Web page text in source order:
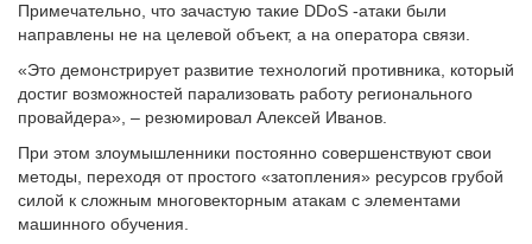
Примечательно, что зачастую такие DDoS -атаки были
направлены не на целевой объект, а на оператора связи.
«Это демонстрирует развитие технологий противника, который
достиг возможностей парализовать работу регионального
провайдера», – резюмировал Алексей Иванов.
При этом злоумышленники постоянно совершенствуют свои
методы, переходя от простого «затопления» ресурсов грубой
силой к сложным многовекторным атакам с элементами
машинного обучения.